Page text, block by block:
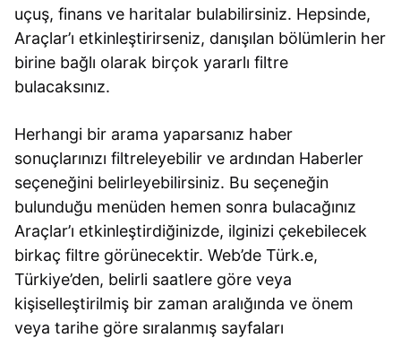
uçuş, finans ve haritalar bulabilirsiniz. Hepsinde,
Araçlar’ı etkinleştirirseniz, danışılan bölümlerin her
birine bağlı olarak birçok yararlı filtre
bulacaksınız.
Herhangi bir arama yaparsanız haber
sonuçlarınızı filtreleyebilir ve ardından Haberler
seçeneğini belirleyebilirsiniz. Bu seçeneğin
bulunduğu menüden hemen sonra bulacağınız
Araçlar’ı etkinleştirdiğinizde, ilginizi çekebilecek
birkaç filtre görünecektir. Web’de Türk.e,
Türkiye’den, belirli saatlere göre veya
kişiselleştirilmiş bir zaman aralığında ve önem
veya tarihe göre sıralanmış sayfaları